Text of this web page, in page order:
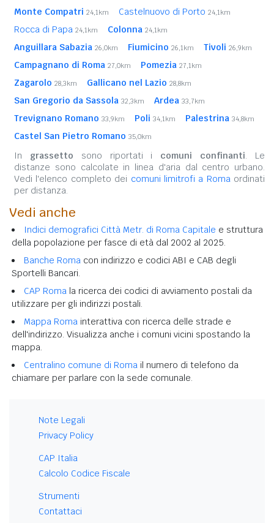
Monte Compatri 24,1km Castelnuovo di Porto 24,1km
Rocca di Papa 24,1km Colonna 24,1km
Anguillara Sabazia 26,0km Fiumicino 26,1km Tivoli 26,9km
Campagnano di Roma 27,0km Pomezia 27,1km
Zagarolo 28,3km Gallicano nel Lazio 28,8km
San Gregorio da Sassola 32,3km Ardea 33,7km
Trevignano Romano 33,9km Poli 34,1km Palestrina 34,8km
Castel San Pietro Romano 35,0km
In grassetto sono riportati i comuni confinanti. Le
distanze sono calcolate in linea d'aria dal centro urbano.
Vedi l'elenco completo dei comuni limitrofi a Romaordinati
per distanza.
Vedi anche
Indici demografici Città Metr. di Roma Capitale e struttura
della popolazione per fasce di età dal 2002 al 2025.
Banche Roma con indirizzo e codici ABI e CAB degli
Sportelli Bancari.
CAP Roma la ricerca dei codici di avviamento postali da
utilizzare per gli indirizzi postali.
Mappa Roma interattiva con ricerca delle strade e
dell'indirizzo. Visualizza anche i comuni vicini spostando la
mappa.
Centralino comune di Roma il numero di telefono da
chiamare per parlare con la sede comunale.
Note Legali
Privacy Policy
CAP Italia
Calcolo Codice Fiscale
Strumenti
Contattaci